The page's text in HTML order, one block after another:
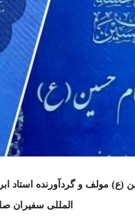
مولف و گردآورنده استاد
المللی سفیران